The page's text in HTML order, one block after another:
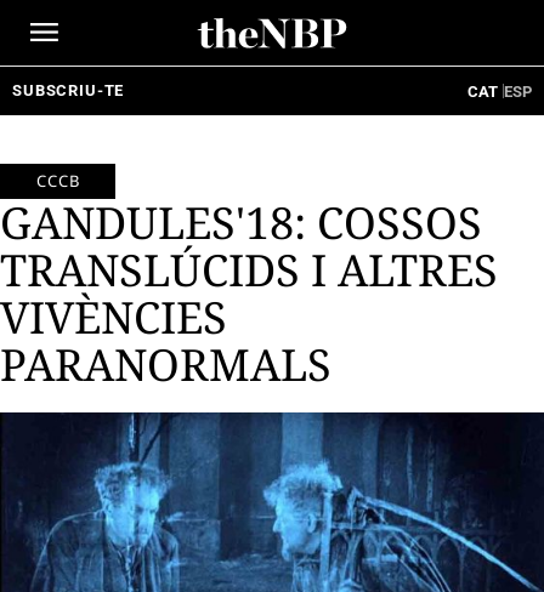
SUBSCRIU-TE CAT ESP
CCCB
GANDULES'18: COSSOS
TRANSLÚCIDS I ALTRES
VIVÈNCIES
PARANORMALS